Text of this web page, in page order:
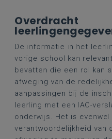
Overdracht
De informatie in het
vorige school kan
bevatten die een rol kan
afweging van de
aanpassingen bij de
leerling met een IAC-
onderwijs. Het is evenwel
verantwoordelijkheid van